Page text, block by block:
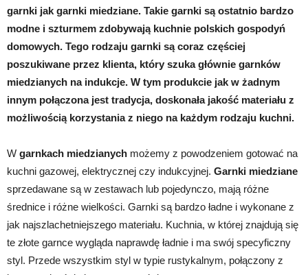
garnki jak garnki miedziane. Takie garnki są ostatnio bardzo
modne i szturmem zdobywają kuchnie polskich gospodyń
domowych. Tego rodzaju garnki są coraz częściej
poszukiwane przez klienta, który szuka głównie garnków
miedzianych na indukcje. W tym produkcie jak w żadnym
innym połączona jest tradycja, doskonała jakość materiału z
możliwością korzystania z niego na każdym rodzaju kuchni.
W garnkach miedzianych możemy z powodzeniem gotować na
kuchni gazowej, elektrycznej czy indukcyjnej. Garnki miedziane
sprzedawane są w zestawach lub pojedynczo, mają różne
średnice i różne wielkości. Garnki są bardzo ładne i wykonane z
jak najszlachetniejszego materiału. Kuchnia, w której znajdują się
te złote garnce wygląda naprawdę ładnie i ma swój specyficzny
styl. Przede wszystkim styl w typie rustykalnym, połączony z